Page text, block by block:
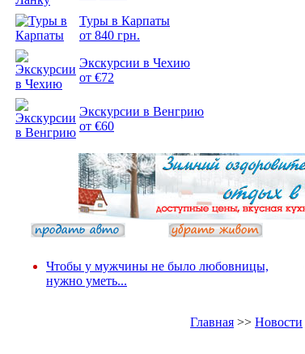
Туры в Карпаты
от 840 грн.
Экскурсии в Чехию
от €72
Экскурсии в Венгрию
от €60
Чтобы у мужчины не было любовницы,
нужно уметь...
Главная >> Новости